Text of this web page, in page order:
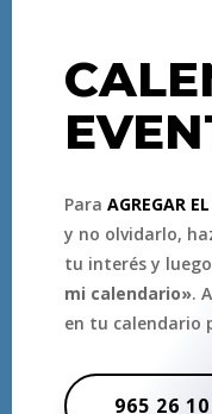
Para AGREGAR
y no olvidarlo,
tu interés y
mi calendario».
en tu calendario
965 26 10